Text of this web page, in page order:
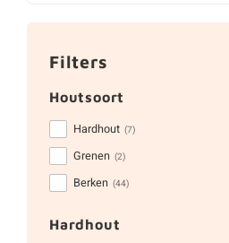
Filters
Houtsoort
Hardhout (7)
Grenen (2)
Berken (44)
Hardhout